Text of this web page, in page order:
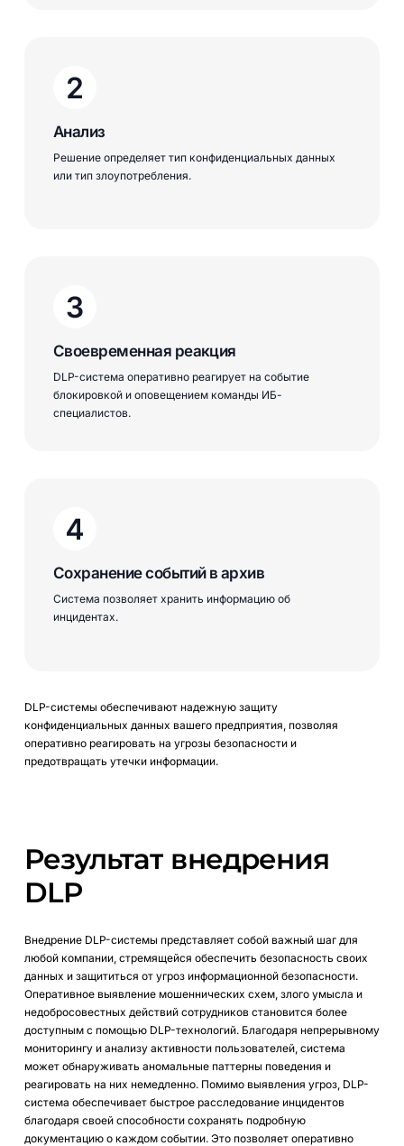
Анализ
Решение определяет тип конфиденциальных данных
или тип злоупотребления.
Своевременная реакция
DLP-система оперативно реагирует на событие
блокировкой и оповещением команды ИБ-
специалистов.
Сохранение событий в архив
Система позволяет хранить информацию об
инцидентах.
DLP-системы обеспечивают надежную защиту
конфиденциальных данных вашего предприятия, позволяя
оперативно реагировать на угрозы безопасности и
предотвращать утечки информации.
Результат внедрения
DLP
Внедрение DLP-системы представляет собой важный шаг для
любой компании, стремящейся обеспечить безопасность своих
данных и защититься от угроз информационной безопасности.
Оперативное выявление мошеннических схем, злого умысла и
недобросовестных действий сотрудников становится более
доступным с помощью DLP-технологий. Благодаря непрерывному
мониторингу и анализу активности пользователей, система
может обнаруживать аномальные паттерны поведения и
реагировать на них немедленно. Помимо выявления угроз, DLP-
система обеспечивает быстрое расследование инцидентов
благодаря своей способности сохранять подробную
документацию о каждом событии. Это позволяет оперативно